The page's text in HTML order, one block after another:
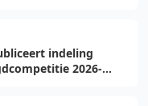
indeling
2026-